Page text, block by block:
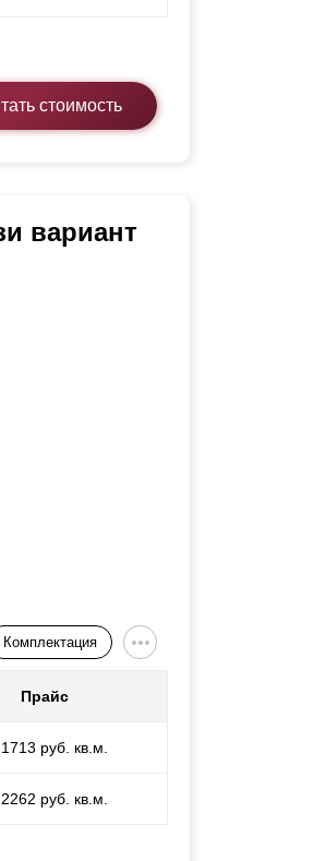
стоимость
вариант
Комплектация
Прайс
руб. кв.м.
руб. кв.м.